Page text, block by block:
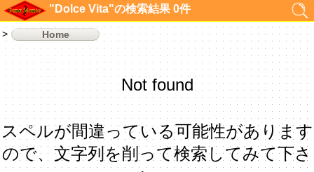
"Dolce Vita"の検索結果 0件
Home
Not found
スペルが間違っている可能性があります
ので、文字列を削って検索してみて下さ